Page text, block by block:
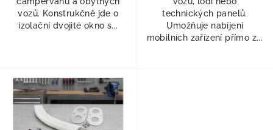
vozů. Konstrukčně jde o
izolační dvojité okno s...
technických panelů.
Umožňuje nabíjení
mobilních zařízení přímo z...